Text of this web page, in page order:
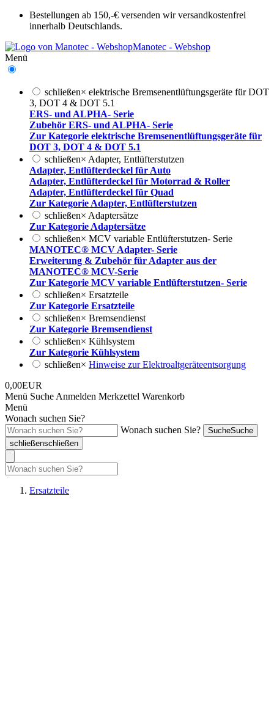
Bestellungen ab 150,-€ versenden wir versandkostenfrei
innerhalb Deutschlands.
Manotec - Webshop
Menü
schließen× elektrische Bremsenentlüftungsgeräte für DOT
3, DOT 4 & DOT 5.1
ERS- und ALPHA- Serie
Zubehör ERS- und ALPHA- Serie
Zur Kategorie elektrische Bremsenentlüftungsgeräte für
DOT 3, DOT 4 & DOT 5.1
schließen× Adapter, Entlüfterstutzen
Adapter, Entlüfterdeckel für Auto
Adapter, Entlüfterdeckel für Motorrad & Roller
Adapter, Entlüfterdeckel für Quad
Zur Kategorie Adapter, Entlüfterstutzen
schließen× Adaptersätze
Zur Kategorie Adaptersätze
schließen× MCV variable Entlüfterstutzen- Serie
MANOTEC® MCV Adapter- Serie
Erweiterung & Zubehör für Adapter aus der
MANOTEC® MCV-Serie
Zur Kategorie MCV variable Entlüfterstutzen- Serie
schließen× Ersatzteile
Zur Kategorie Ersatzteile
schließen× Bremsendienst
Zur Kategorie Bremsendienst
schließen× Kühlsystem
Zur Kategorie Kühlsystem
schließen× Hinweise zur Elektroaltgeräteentsorgung
0,00EUR
Menü Suche Anmelden Merkzettel Warenkorb
Menü
Wonach suchen Sie?
Wonach suchen Sie?
SucheSuche
schließenschließen
Ersatzteile